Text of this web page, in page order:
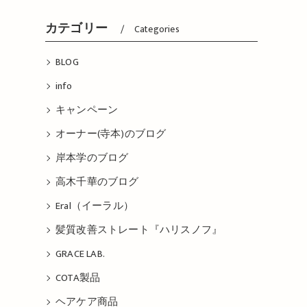
カテゴリー Categories
BLOG
info
キャンペーン
オーナー(寺本)のブログ
岸本学のブログ
高木千華のブログ
Eral（イーラル）
髪質改善ストレート『ハリスノフ』
GRACE LAB.
COTA製品
ヘアケア商品